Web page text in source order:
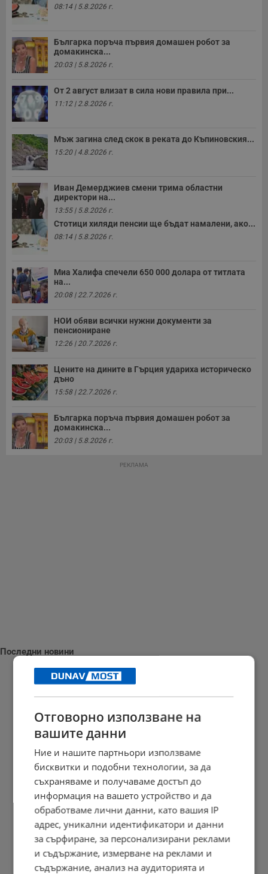
08:14 | 5.8.2026 г.
Българка поръча първия домашен робот за
домакинска...
20:03 | 5.8.2026 г.
От 2 август влизат в сила нови правила при...
11:12 | 2.8.2026 г.
Мъж загина след скок в реката до Къпиновския...
15:20 | 4.8.2026 г.
Иван Демерджиев смени трима областни
директори на...
13:55 | 5.8.2026 г.
Стотици хиляди пенсии ще бъдат намалени, ако...
08:14 | 5.8.2026 г.
Миа Халифа спечели 650 000 долара от титлата
на...
20:08 | 22.7.2026 г.
НОИ обяви всички нужни документи за
пенсиониране
12:26 | 20.7.2026 г.
Цените на дините в Гърция удариха историческо
дъно
15:58 | 22.7.2026 г.
Българка поръча първия домашен робот за
домакинска...
20:03 | 5.8.2026 г.
РЕКЛАМА
Последни новини
Трима души пострадаха при тежка катастрофа край Николово
10:04 | 8.8.2026 г.
Д-р Георги Дяков оглави "Прогресивна България" в Бяла
09:47 | 8.8.2026 г.
Река Дунав продължава да разкрива хилядолетни находки
Отговорно използване на
вашите данни
Ние и нашите партньори използваме
бисквитки и подобни технологии, за да
съхраняваме и получаваме достъп до
информация на вашето устройство и да
обработваме лични данни, като вашия IP
адрес, уникални идентификатори и данни
за сърфиране, за персонализирани реклами
и съдържание, измерване на реклами и
съдържание, анализ на аудиторията и